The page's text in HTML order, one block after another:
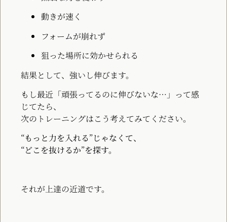
動きが速く
フォームが崩れず
狙った場所に効かせられる
結果として、強いし伸びます。
もし最近「頑張ってるのに伸びないな…」って感
じてたら、
次のトレーニングはこう考えてみてください。
“もっと力を入れる”じゃなくて、
“どこを抜けるか”を探す。
それが上達の近道です。